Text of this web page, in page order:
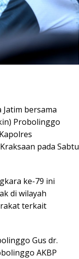
bersama
Probolinggo
pada Sabtu
ke-79 ini
di wilayah
terkait
Gus dr.
AKBP